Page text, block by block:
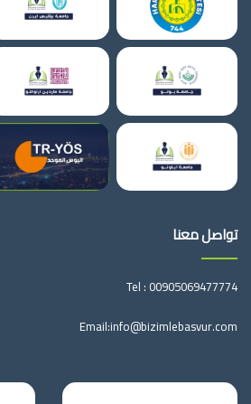
تواصل معنا
Tel : 00905069477774
Email:info@bizimlebasvur.com
جامعة
جامعة